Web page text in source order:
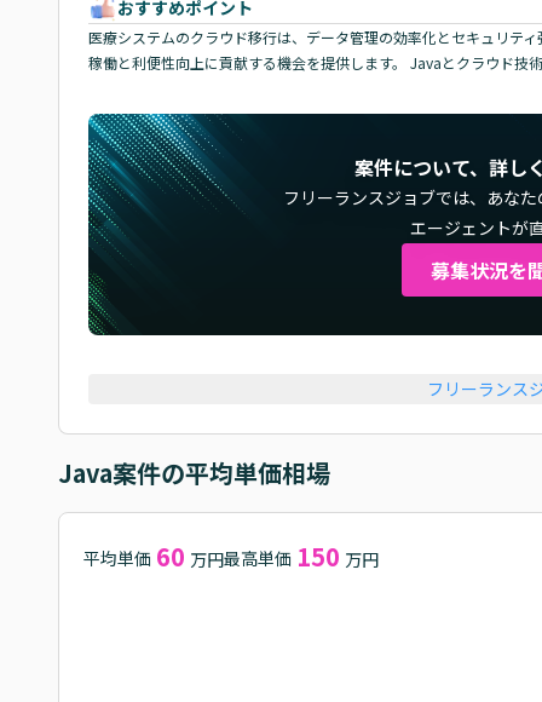
おすすめポイント
医療システムのクラウド移行は、データ管理の効率化とセキュリテ
稼働と利便性向上に貢献する機会を提供します。 Javaとクラウド技
案件について、詳し
フリーランスジョブでは、 あな
エージェントが
募集状況を
フリーランス
Java案件の平均単価相場
平均単価 60 万円最高単価 150 万円